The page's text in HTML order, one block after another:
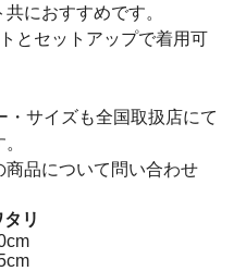
におすすめです。
とセットアップで着用可
サイズも全国取扱店にて
品について問い合わせ
タリ